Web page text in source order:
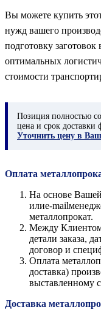
Вы можете купить
нужд вашего
подготовку
оптимальных
стоимости
Позиция полностью
цена и срок доставки
Уточнить цену в
Оплата
На основе Вашей
илиe-
металлопрокат.
Между
детали заказа,
договор и
Оплата
доставка)
выставленному
Доставка